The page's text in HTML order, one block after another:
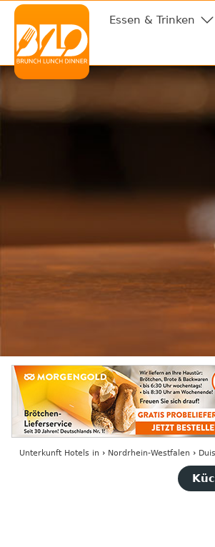
Essen & Trinken
Unterkunft Hotels in › Nordrhein-Westfalen ›